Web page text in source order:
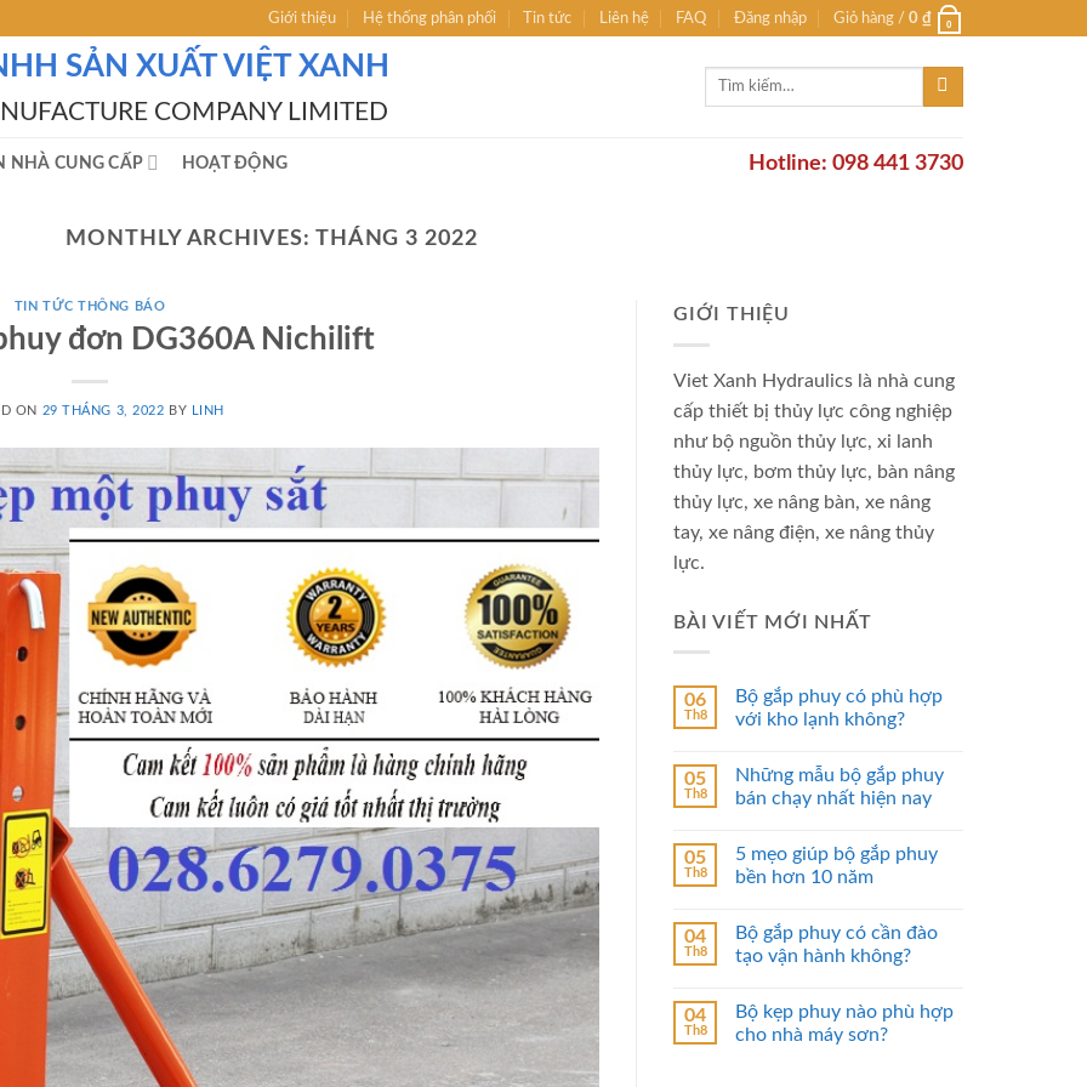
Giới thiệu Hệ thống phân phối Tin tức Liên hệ FAQ Đăng nhập Giỏ hàng / 0 ₫ 0
SẢN XUẤT VIỆT XANH
COMPANY LIMITED
Tìm
NHÀ CUNG CẤP HOẠT ĐỘNG Hotline: 098 441 3730
MONTHLY ARCHIVES: THÁNG 3 2022
TIN TỨC THÔNG BÁO
đơn DG360A Nichilift
ON 29 THÁNG 3, 2022 BY LINH
GIỚI THIỆU
Viet Xanh Hydraulics là nhà cung
cấp thiết bị thủy lực công nghiệp
như bộ nguồn thủy lực, xi lanh
thủy lực, bơm thủy lực, bàn nâng
thủy lực, xe nâng bàn, xe nâng
tay, xe nâng điện, xe nâng thủy
lực.
BÀI VIẾT MỚI NHẤT
06
Th8
Bộ gắp phuy có phù hợp
với kho lạnh không?
05
Th8
Những mẫu bộ gắp phuy
bán chạy nhất hiện nay
05
Th8
5 mẹo giúp bộ gắp phuy
bền hơn 10 năm
04
Th8
Bộ gắp phuy có cần đào
tạo vận hành không?
04
Th8
Bộ kẹp phuy nào phù hợp
cho nhà máy sơn?